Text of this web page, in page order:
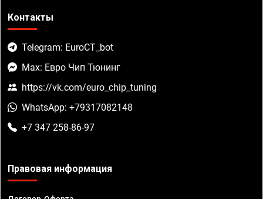
Контакты
Telegram: EuroCT_bot
Max: Евро Чип Тюнинг
https://vk.com/euro_chip_tuning
WhatsApp: +79317082148
+7 347 258-86-97
Правовая информация